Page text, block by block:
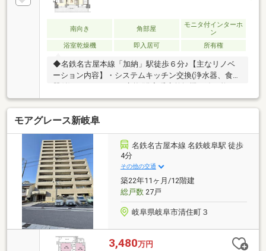
南向き 角部屋
モニタ付インターホ
ン
浴室乾燥機
即入居可 所有権
◆名鉄名古屋本線「加納」駅徒歩６分♪【主なリノベ
ーション内容】・システムキッチン交換(浄水器、食洗
機能付) ・トイレ交換(温水洗浄便座付)・洗面化粧台
交換(シャワーノズル付) ・建具交換・クロス、フロ
ーリング貼替・シューズボックス交換 ・給湯器交
換 ・和室→洋室に変更 ・ハウスクリーニング物件
の見学やご質問、ローンのご相談なども承ります。＼
＼家具や家電、住宅ローンに組込めます／／▼お電話
でのご予約、ご質問・お問合せはこちらまで▼TEL：
0120-35-7549【通話無料】ニッカ不動産へ！
モアグレース新岐阜
名鉄名古屋本線 名鉄岐阜駅 徒歩
4分
その他の交通
築22年11ヶ月/12階建
総戸数27戸
岐阜県岐阜市清住町３
3,480万円